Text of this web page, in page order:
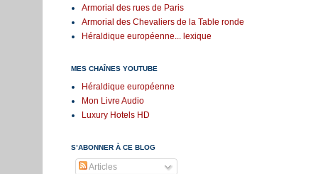
Armorial des rues de Paris
Armorial des Chevaliers de la Table ronde
Héraldique européenne... lexique
MES CHAÎNES YOUTUBE
Héraldique européenne
Mon Livre Audio
Luxury Hotels HD
S’ABONNER À CE BLOG
Articles